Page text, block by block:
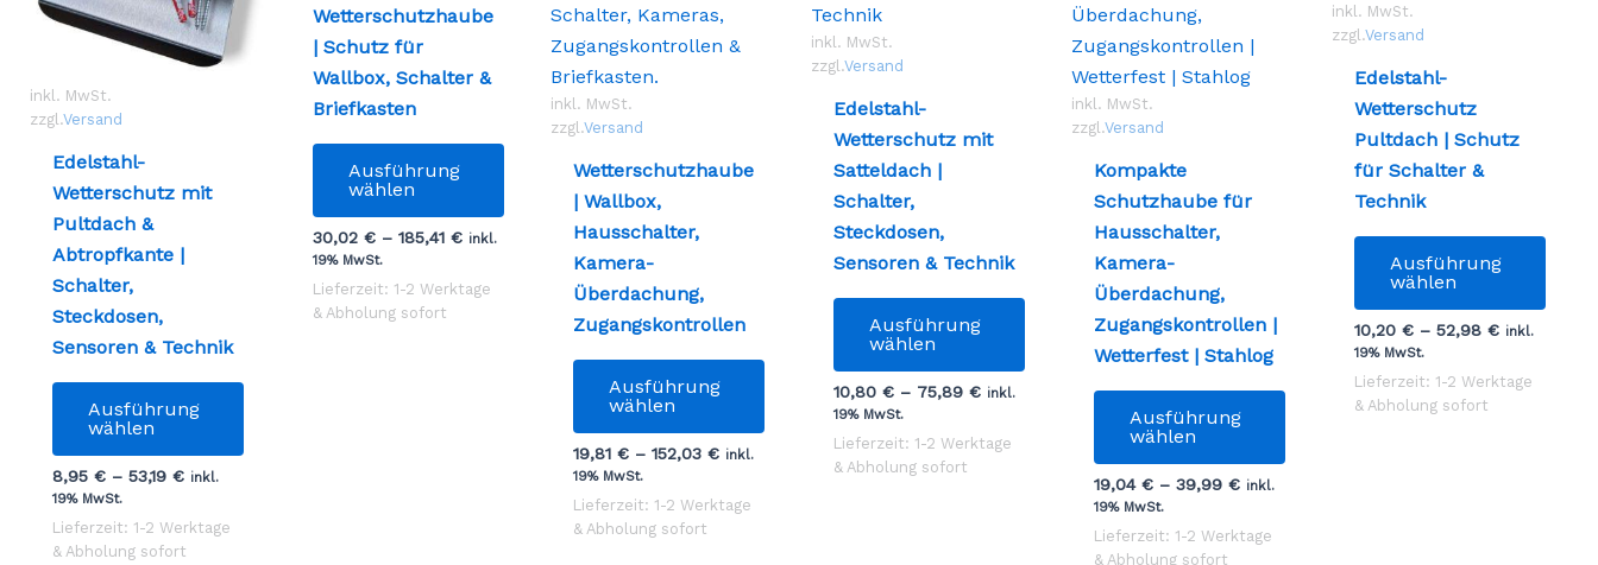
inkl. MwSt.
zzgl.Versand
Edelstahl-
Wetterschutz mit
Pultdach &
Abtropfkante |
Schalter,
Steckdosen,
Sensoren & Technik
Ausführung
wählen
Dieses
weist
8,95€ –53,19€ inkl.
19% MwSt.
Lieferzeit: 1-2 Werktage
& Abholung sofort
Wetterschutzhaube
| Schutz für
Wallbox, Schalter &
Briefkasten
Ausführung
wählen
Dieses
Produkt
weist
mehrere
Varianten
Optionen
Produktseite
gewählt
30,02€ –185,41€ inkl.
19% MwSt.
Lieferzeit: 1-2 Werktage
& Abholung sofort
inkl. MwSt.
zzgl.Versand
Wetterschutzhaube
| Wallbox,
Hausschalter,
Kamera-
Überdachung,
Zugangskontrollen
Ausführung
wählen
Dieses
Produkt
weist
mehrere
19,81€ –152,03€ inkl.
19% MwSt.
Lieferzeit: 1-2 Werktage
& Abholung sofort
inkl. MwSt.
zzgl.Versand
Edelstahl-
Wetterschutz mit
Satteldach |
Schalter,
Steckdosen,
Sensoren & Technik
Ausführung
wählen
Dieses
Produkt
weist
mehrere
Optionen
10,80€ – 75,89€ inkl.
19% MwSt.
Lieferzeit: 1-2 Werktage
& Abholung sofort
inkl. MwSt.
zzgl.Versand
Kompakte
Schutzhaube für
Hausschalter,
Kamera-
Überdachung,
Zugangskontrollen |
Wetterfest | Stahlog
Ausführung
wählen
Dieses
weist
19,04€ –39,99€ inkl.
19% MwSt.
Lieferzeit: 1-2 Werktage
& Abholung sofort
inkl. MwSt.
zzgl.Versand
Edelstahl-
Wetterschutz
Pultdach | Schutz
für Schalter &
Technik
Ausführung
wählen
weist
10,20€ –52,98€ inkl.
19% MwSt.
Lieferzeit: 1-2 Werktage
& Abholung sofort